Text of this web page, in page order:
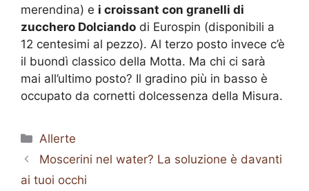
merendina) e i croissant con granelli di
zucchero Dolciando di Eurospin (disponibili a
12 centesimi al pezzo). Al terzo posto invece c’è
il buondì classico della Motta. Ma chi ci sarà
mai all’ultimo posto? Il gradino più in basso è
occupato da cornetti dolcessenza della Misura.
Categorie
Allerte
Moscerini nel water? La soluzione è davanti
ai tuoi occhi